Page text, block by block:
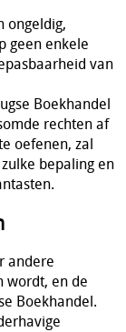
ongeldig,
geen enkele
van
Boekhandel
rechten af
oefenen, zal
bepaling en
andere
wordt, en de
Boekhandel.